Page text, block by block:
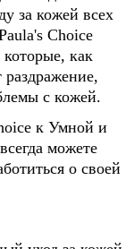
за кожей всех
Choice
как
с кожей.
к Умной и
можете
о своей